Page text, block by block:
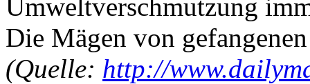
Umweltverschmutzung
Die Mägen von
(Quelle: http://